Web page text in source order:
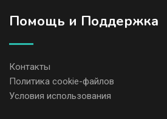
Помощь и Поддержка
Контакты
Политика cookie-файлов
Условия использования